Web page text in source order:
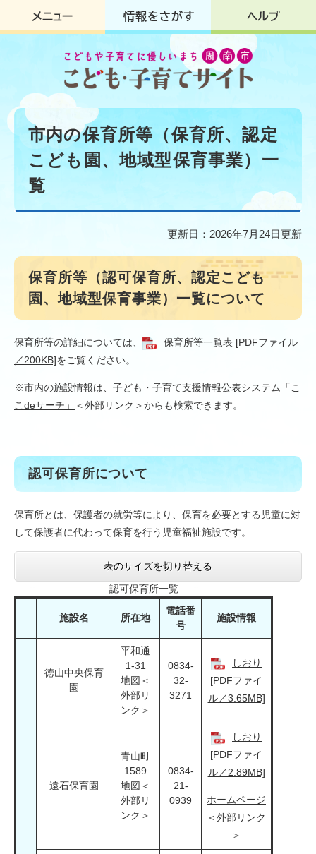
ジ
す
。
ュ
し
て
本
市内の保育所等（保育所、認定
こども園、地域型保育事業）一
覧
更新日：2026年7月24日更新
保育所等（認可保育所、認定こども
園、地域型保育事業）一覧について
保育所等の詳細については、
保育所等一覧表 [PDFファイル
／200KB]をご覧ください。
※市内の施設情報は、 子ども・子育て支援情報公表システム「こ
こdeサーチ」
＜外部リンク＞からも検索できます。
認可保育所について
保育所とは、保護者の就労等により、保育を必要とする児童に対
して保護者に代わって保育を行う児童福祉施設です。
表のサイズを切り替える
認可保育所一覧
施設名 所在地
電話番
号
施設情報
徳山中央保育
園
平和通
1-31
地図 ＜
外部リ
ンク＞
0834-
32-
3271
しおり
[PDFファイ
ル／3.65MB]
遠石保育園
青山町
1589
地図 ＜
外部リ
ンク＞
0834-
21-
0939
しおり
[PDFファイ
ル／2.89MB]
ホームページ
＜外部リンク
＞